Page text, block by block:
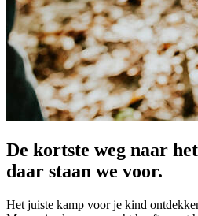
De kortste weg naar
daar staan we voor.
Het juiste kamp voor je kind